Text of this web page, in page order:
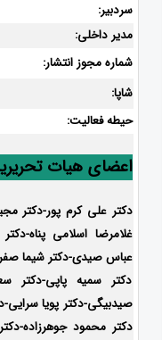
سردبیر:
مدیر داخلی:
شماره مجوز انتشار:
شاپا:
حیطه فعالیت:
اعضای هیات
دکتر علی کرم پور-دکتر
غلامرضا اسلامی پناه-
عباس صیدی-دکتر شیما
دکتر سمیه پاپی-دکتر
صیدبیگی-دکتر پویا سرایی-
دکتر محمود جوهرزاده-